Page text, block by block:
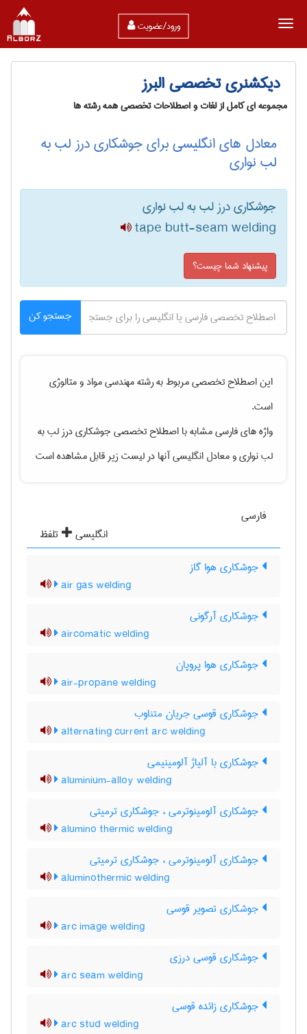
ورود/عضویت
دیکشنری تخصصی البرز
مجموعه ای کامل از لغات و اصطلاحات تخصصی همه رشته ها
معادل های انگلیسی برای جوشکاری درز لب به
لب نواری
جوشکاری درز لب به لب نواری
tape butt-seam welding
پیشنهاد شما چیست؟
جستجو کن
این اصطلاح تخصصی مربوط به رشتهمهندسی مواد و متالوژی
است.
واژه های فارسی مشابه با اصطلاح تخصصیجوشکاری درز لب به
لب نواریو معادل انگلیسی آنها در لیست زیر قابل مشاهده است
فارسی
انگلیسی
تلفظ
جوشکاری هوا گاز
air gas welding
جوشکاری آرگونی
aircomatic welding
جوشکاری هوا پروپان
air-propane welding
جوشکاری قوسی جریان متناوب
alternating current arc welding
جوشکاری با آلیاژ آلومینیمی
aluminium-alloy welding
جوشکاری آلومینوترمی ، جوشکاری ترمیتی
alumino thermic welding
جوشکاری آلومینوترمی ، جوشکاری ترمیتی
aluminothermic welding
جوشکاری تصویر قوسی
arc image welding
جوشکاری قوسی درزی
arc seam welding
جوشکاری زائده قوسی
arc stud welding